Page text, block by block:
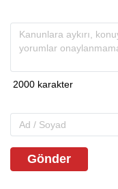
Gönder